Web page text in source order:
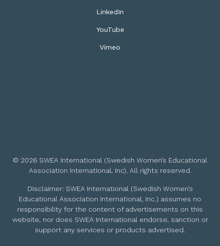
LinkedIn
YouTube
Vimeo
© 2026 SWEA International (Swedish Women’s Educational
Association International, Inc). All rights reserved.
Disclaimer: SWEA International (Swedish Women’s
Educational Association International, Inc.) assumes no
responsibility for the content of advertisements on this
website, nor does SWEA International endorse, sanction or
support any services or products advertised.